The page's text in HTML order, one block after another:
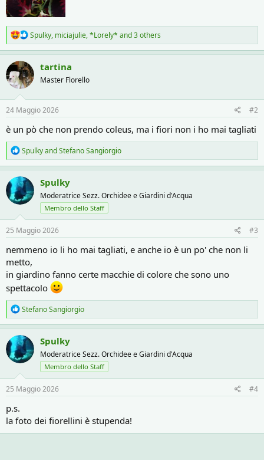
R
e
a
c
t
i
n
s
:
Spulky, miciajulie,*Lorely* and 3 others
tartina
Master Florello
24 Maggio 2026 #2
è un pò che non prendo coleus, ma i fiori non i ho mai tagliati
R
e
a
c
t
i
o
n
:
SpulkyandStefano Sangiorgio
Spulky
Moderatrice Sezz. Orchidee e Giardini d'Acqua
Membro dello Staff
25 Maggio 2026 #3
nemmeno io li ho mai tagliati, e anche io è un po' che non li
metto,
in giardino fanno certe macchie di colore che sono uno
spettacolo
R
e
a
c
t
i
o
n
:
Stefano Sangiorgio
Spulky
Moderatrice Sezz. Orchidee e Giardini d'Acqua
Membro dello Staff
25 Maggio 2026 #4
p.s.
la foto dei fiorellini è stupenda!